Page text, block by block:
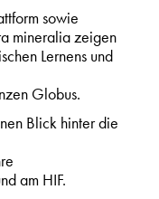
sowie
mineralia zeigen
Lernens und
Globus.
Blick hinter die
am HIF.